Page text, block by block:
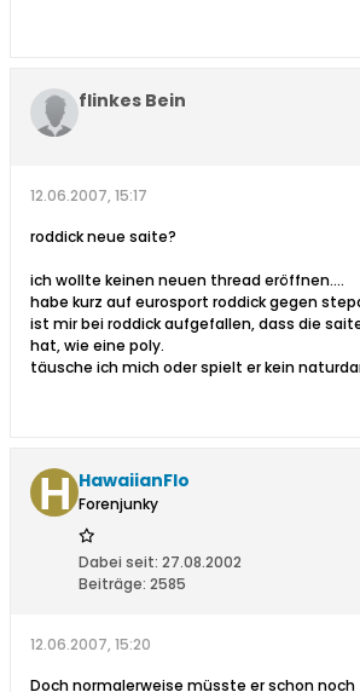
flinkes Bein
12.06.2007, 15:17
roddick neue saite?
ich wollte keinen neuen thread eröffnen....
habe kurz auf eurosport roddick gegen
ist mir bei roddick aufgefallen, dass die
hat, wie eine poly.
täusche ich mich oder spielt er kein
HawaiianFlo
Forenjunky
Dabei seit: 27.08.2002
Beiträge: 2585
12.06.2007, 15:20
Doch normalerweise müsste er schon noch